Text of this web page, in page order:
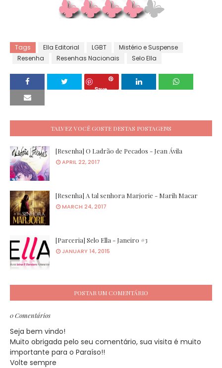
Tags Ella Editorial LGBT
Mistério e Suspense
Resenha
Resenhas Nacionais Selo Ella
Save
TALVEZ VOCÊ GOSTE DESTAS POSTAGENS
[Resenha] O Ladrão de Pecados - Jean Ávila
APRIL 22, 2017
[Resenha] A tal senhora Marjorie - Marih Macar
MARCH 24, 2017
[Parceria] Selo Ella - Janeiro #3
JANUARY 14, 2015
POSTAR UM COMENTÁRIO
0 Comentários
Seja bem vindo!
Muito obrigada pelo seu comentário, sua visita é muito
importante para o Paraíso!!
Volte sempre